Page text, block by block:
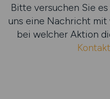
Bitte versuchen Sie
uns eine Nachricht
bei welcher Aktion